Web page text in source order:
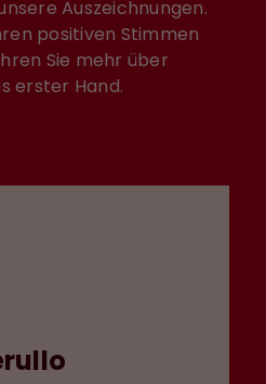
Auszeichnungen.
positiven Stimmen
Sie mehr über
erster Hand.